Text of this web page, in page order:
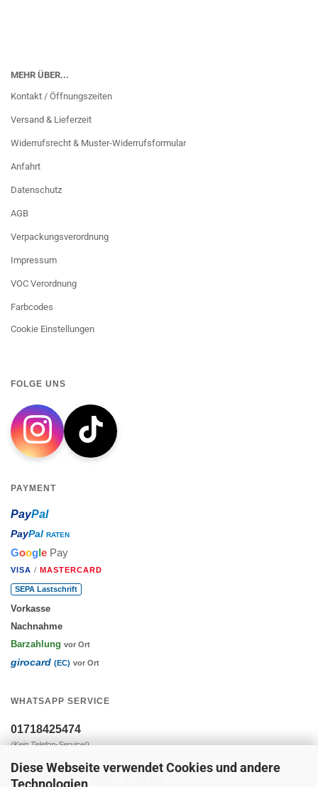
Diese Webseite verwendet Cookies und andere
Technologien
MEHR ÜBER...
Kontakt / Öffnungszeiten
Versand & Lieferzeit
Widerrufsrecht & Muster-Widerrufsformular
Anfahrt
Datenschutz
AGB
Verpackungsverordnung
Impressum
VOC Verordnung
Farbcodes
Cookie Einstellungen
FOLGE UNS
PAYMENT
PayPal
PayPal RATEN
Google Pay
VISA / MASTERCARD
SEPA Lastschrift
Vorkasse
Nachnahme
Barzahlung vor Ort
girocard (EC) vor Ort
WHATSAPP SERVICE
01718425474
(Kein Telefon-Service!)
Montag - Freitag:
9:00 – 11:30 Uhr & 12:00 – 15:00 Uhr